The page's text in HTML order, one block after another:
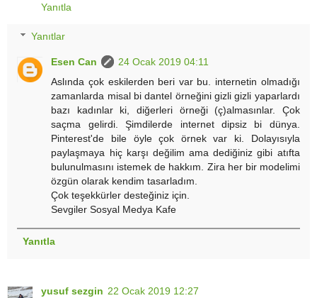
Yanıtla
Yanıtlar
Esen Can
24 Ocak 2019 04:11
Aslında çok eskilerden beri var bu. internetin olmadığı
zamanlarda misal bi dantel örneğini gizli gizli yaparlardı
bazı kadınlar ki, diğerleri örneği (ç)almasınlar. Çok
saçma gelirdi. Şimdilerde internet dipsiz bi dünya.
Pinterest'de bile öyle çok örnek var ki. Dolayısıyla
paylaşmaya hiç karşı değilim ama dediğiniz gibi atıfta
bulunulmasını istemek de hakkım. Zira her bir modelimi
özgün olarak kendim tasarladım.
Çok teşekkürler desteğiniz için.
Sevgiler Sosyal Medya Kafe
Yanıtla
yusuf sezgin 22 Ocak 2019 12:27